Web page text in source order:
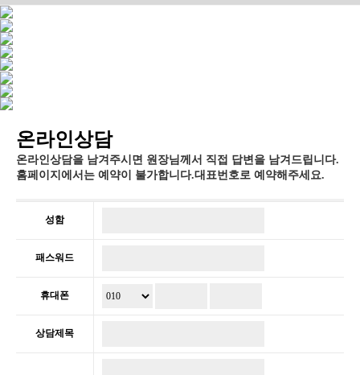
온라인상담
온라인상담을 남겨주시면 원장님께서 직접 답변을 남겨드립니다.
홈페이지에서는 예약이 불가합니다.대표번호로 예약해주세요.
성함
패스워드
휴대폰
상담제목